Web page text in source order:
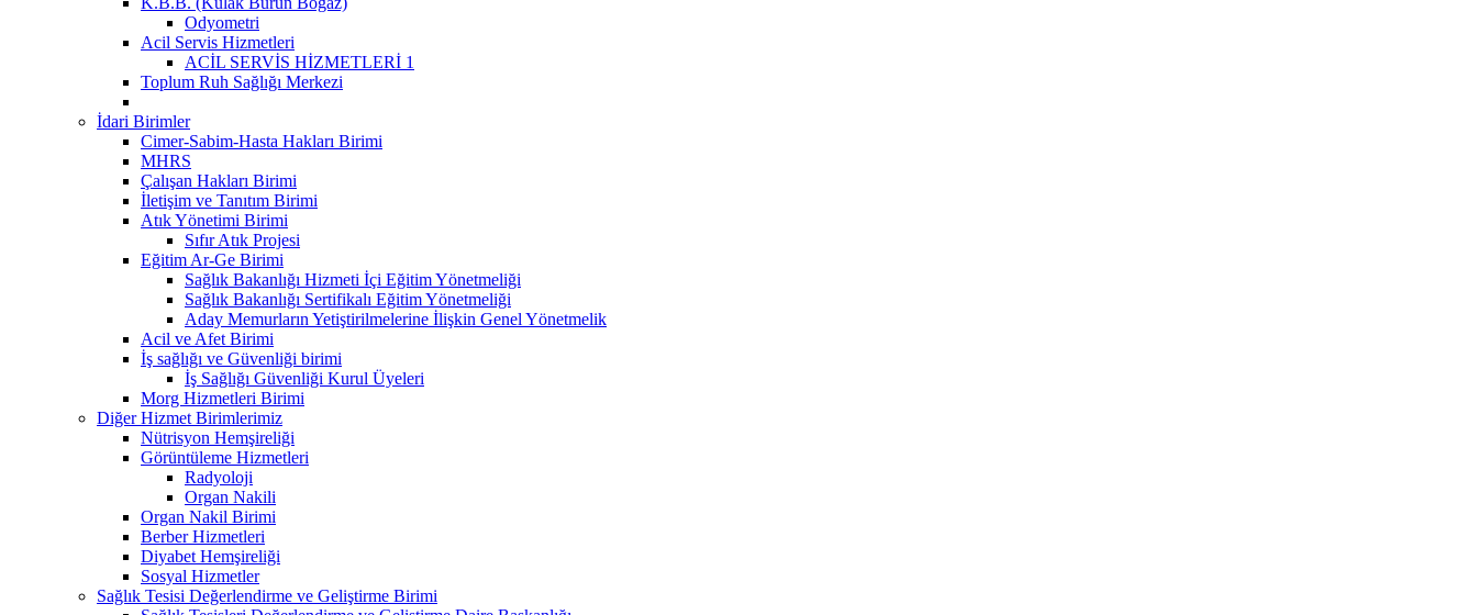
Odyometri
Acil Servis Hizmetleri
ACİL SERVİS HİZMETLERİ 1
Toplum Ruh Sağlığı Merkezi
İdari Birimler
Cimer-Sabim-Hasta Hakları Birimi
MHRS
Çalışan Hakları Birimi
İletişim ve Tanıtım Birimi
Atık Yönetimi Birimi
Sıfır Atık Projesi
Eğitim Ar-Ge Birimi
Sağlık Bakanlığı Hizmeti İçi Eğitim Yönetmeliği
Sağlık Bakanlığı Sertifikalı Eğitim Yönetmeliği
Aday Memurların Yetiştirilmelerine İlişkin Genel Yönetmelik
Acil ve Afet Birimi
İş sağlığı ve Güvenliği birimi
İş Sağlığı Güvenliği Kurul Üyeleri
Morg Hizmetleri Birimi
Diğer Hizmet Birimlerimiz
Nütrisyon Hemşireliği
Görüntüleme Hizmetleri
Radyoloji
Organ Nakili
Organ Nakil Birimi
Berber Hizmetleri
Diyabet Hemşireliği
Sosyal Hizmetler
Sağlık Tesisi Değerlendirme ve Geliştirme Birimi